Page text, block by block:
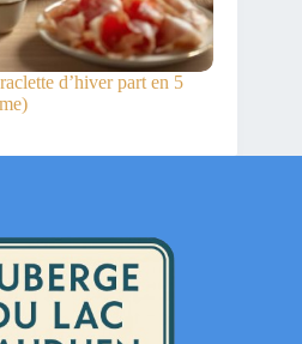
d’hiver part en 5